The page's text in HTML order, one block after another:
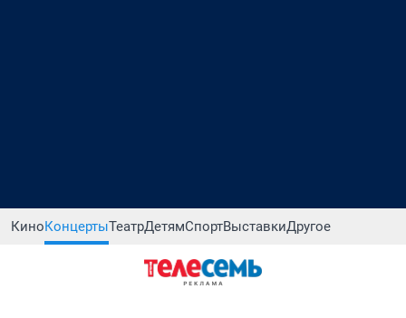
КиноКонцертыТеатрДетямСпортВыставкиДругое